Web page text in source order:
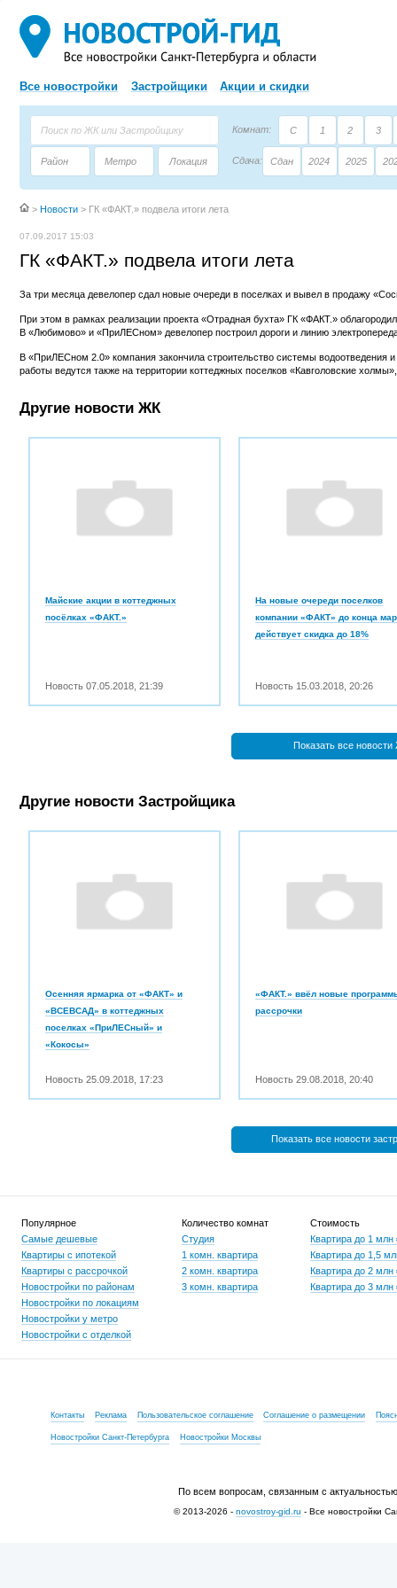
Все новостройки Застройщики Акции и скидки
Комнат: С 1 2 3
Район Метро Локация Сдача: Сдан 2024 2025
> Новости > ГК «ФАКТ.» подвела итоги лета
07.09.2017 15:03
ГК «ФАКТ.» подвела итоги лета
За три месяца девелопер сдал новые очереди в поселках и вывел в продажу
При этом в рамках реализации проекта «Отрадная бухта» ГК «ФАКТ.»
В «Любимово» и «ПриЛЕСном» девелопер построил дороги и линию
В «ПриЛЕСном 2.0» компания закончила строительство системы водоотведения
работы ведутся также на территории коттеджных поселков «Кавголовские
Другие новости ЖК
Майские акции в коттеджных
посёлках «ФАКТ.»
Новость07.05.2018 ,21:39
На новые очереди поселков
компании «ФАКТ» до конца
действует скидка до 18%
Новость 15.03.2018 ,20:26
Показать все
Другие новости Застройщика
Осенняя ярмарка от «ФАКТ» и
«ВСЕВСАД» в коттеджных
поселках «ПриЛЕСный» и
«Кокосы»
Новость25.09.2018 17:23
«ФАКТ.» ввёл новые
рассрочки
Новость29.08.2018 ,20:40
Показать все новости
Популярное
Самые дешевые
Квартиры с ипотекой
Квартиры с рассрочкой
Новостройки по районам
Новостройки по локациям
Новостройки у метро
Новостройки с отделкой
Количество комнат
Студия
1 комн. квартира
2 комн. квартира
3 комн. квартира
Стоимость
Квартира до 1 млн
Квартира до 1,5
Квартира до 2 млн
Квартира до 3 млн
Контакты Реклама Пользовательское соглашение Соглашение о размещении
Новостройки Санкт-Петербурга Новостройки Москвы
По всем вопросам, связанным с
© 2013-2026 - novostroy-gid.ru - Все новостройки